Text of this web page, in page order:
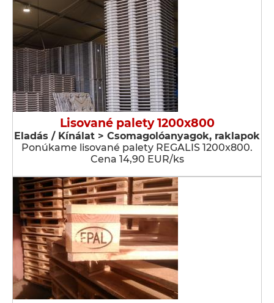
Lisované palety 1200x800
Eladás / Kínálat > Csomagolóanyagok, raklapok
Ponúkame lisované palety REGALIS 1200x800.
Cena 14,90 EUR/ks